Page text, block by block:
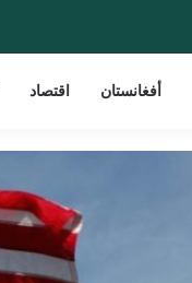
أفغانستان اقتصاد